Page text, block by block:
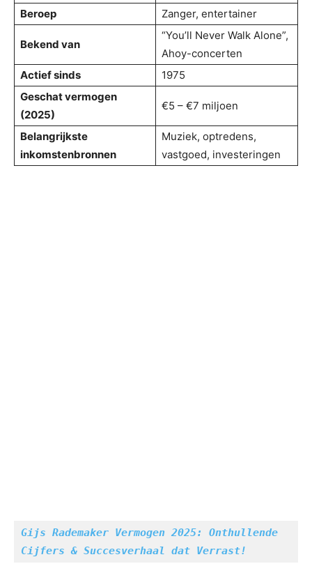
Beroep
Zanger, entertainer
Bekend van
“You’ll Never Walk Alone”,
Ahoy-concerten
Actief sinds
1975
Geschat vermogen
(2025)
€5 – €7 miljoen
Belangrijkste
inkomstenbronnen
Muziek, optredens,
vastgoed, investeringen
Gijs Rademaker Vermogen 2025: Onthullende
Cijfers & Succesverhaal dat Verrast!